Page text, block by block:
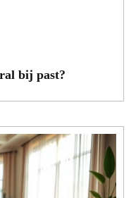
bij past?